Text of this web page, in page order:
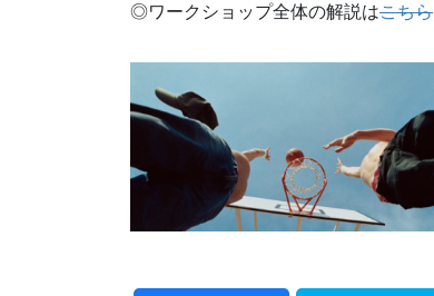
◎ワークショップ全体の解説はこちら